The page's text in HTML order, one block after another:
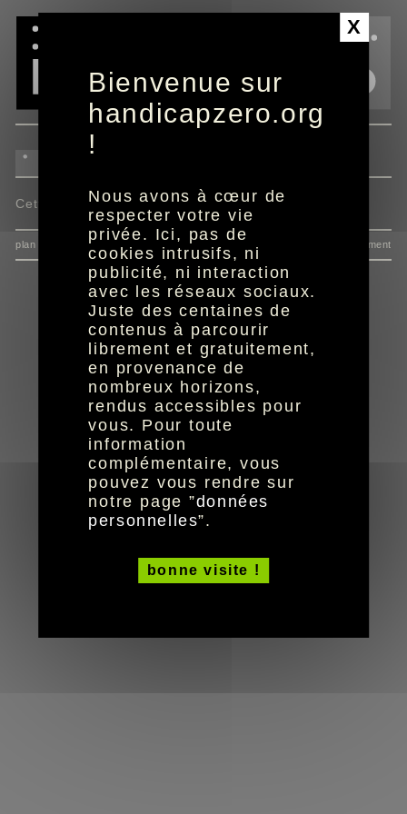
Cette actualité n'est pas disponible.
plan du site données personnelles consentement
© HandiCaPZéro -réalisation aYaline
X
Bienvenue sur
handicapzero.org
!
Nous avons à cœur de
respecter votre vie
privée. Ici, pas de
cookies intrusifs, ni
publicité, ni interaction
avec les réseaux sociaux.
Juste des centaines de
contenus à parcourir
librement et gratuitement,
en provenance de
nombreux horizons,
rendus accessibles pour
vous. Pour toute
information
complémentaire, vous
pouvez vous rendre sur
notre page ”données
personnelles”.
bonne visite !